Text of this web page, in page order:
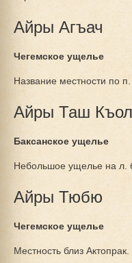
Айры Агъач
Чегемское ущелье
Название местности по
Айры Таш Къол
Баксанское ущелье
Небольшое ущелье на л.
Айры Тюбю
Чегемское ущелье
Местность близ Актопрак.